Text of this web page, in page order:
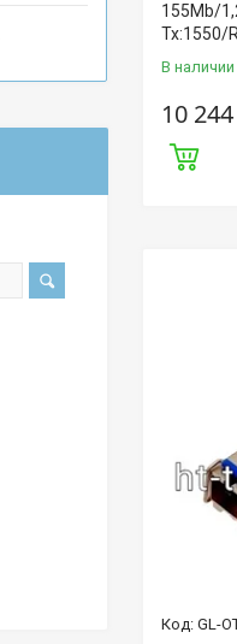
155Mb/
Tx:1550/
В наличии
10
GL-